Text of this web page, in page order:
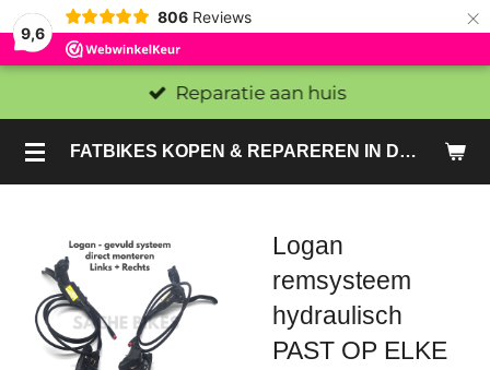
9,6
806 Reviews ×
FATBIKES KOPEN & REPAREREN IN DEN HAAG EN ZOETERMEER - SACHE BIKES
Reparatie aan huis
Logan
remsysteem
hydraulisch
PAST OP ELKE